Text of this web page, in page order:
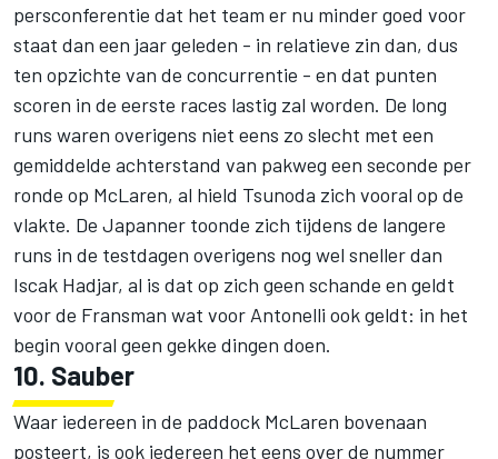
persconferentie dat het team er nu minder goed voor
staat dan een jaar geleden - in relatieve zin dan, dus
ten opzichte van de concurrentie - en dat punten
scoren in de eerste races lastig zal worden. De long
runs waren overigens niet eens zo slecht met een
gemiddelde achterstand van pakweg een seconde per
ronde op McLaren, al hield Tsunoda zich vooral op de
vlakte. De Japanner toonde zich tijdens de langere
runs in de testdagen overigens nog wel sneller dan
Iscak Hadjar, al is dat op zich geen schande en geldt
voor de Fransman wat voor Antonelli ook geldt: in het
begin vooral geen gekke dingen doen.
10. Sauber
Waar iedereen in de paddock McLaren bovenaan
posteert, is ook iedereen het eens over de nummer